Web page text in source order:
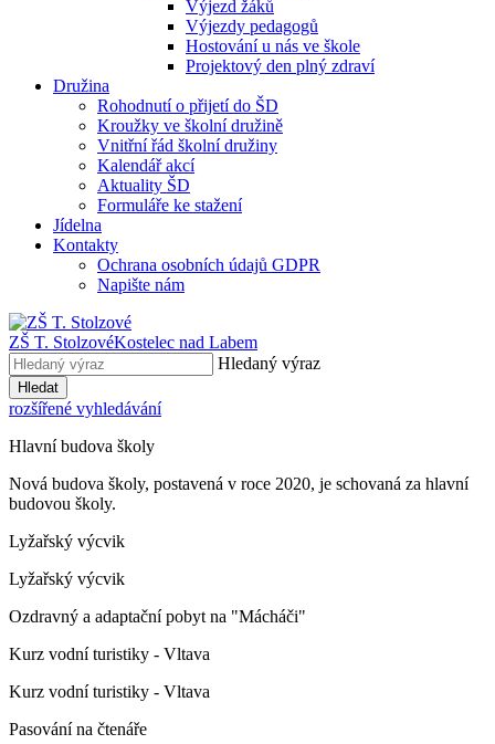
Výjezd žáků
Výjezdy pedagogů
Hostování u nás ve škole
Projektový den plný zdraví
Družina
Rohodnutí o přijetí do ŠD
Kroužky ve školní družině
Vnitřní řád školní družiny
Kalendář akcí
Aktuality ŠD
Formuláře ke stažení
Jídelna
Kontakty
Ochrana osobních údajů GDPR
Napište nám
ZŠ T. StolzovéKostelec nad Labem
Hledaný výraz
Hledat
rozšířené vyhledávání
Hlavní budova školy
Nová budova školy, postavená v roce 2020, je schovaná za hlavní
budovou školy.
Lyžařský výcvik
Lyžařský výcvik
Ozdravný a adaptační pobyt na "Mácháči"
Kurz vodní turistiky - Vltava
Kurz vodní turistiky - Vltava
Pasování na čtenáře